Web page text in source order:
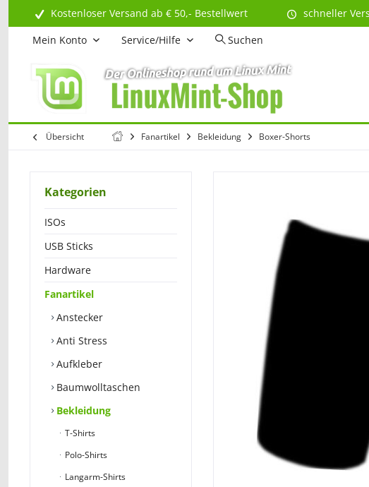
Kostenloser Versand ab € 50,- Bestellwert schneller
Mein Konto Service/Hilfe Suchen
Übersicht Fanartikel Bekleidung Boxer-Shorts
Kategorien
ISOs
USB Sticks
Hardware
Fanartikel
Anstecker
Anti Stress
Aufkleber
Baumwolltaschen
Bekleidung
T-Shirts
Polo-Shirts
Langarm-Shirts